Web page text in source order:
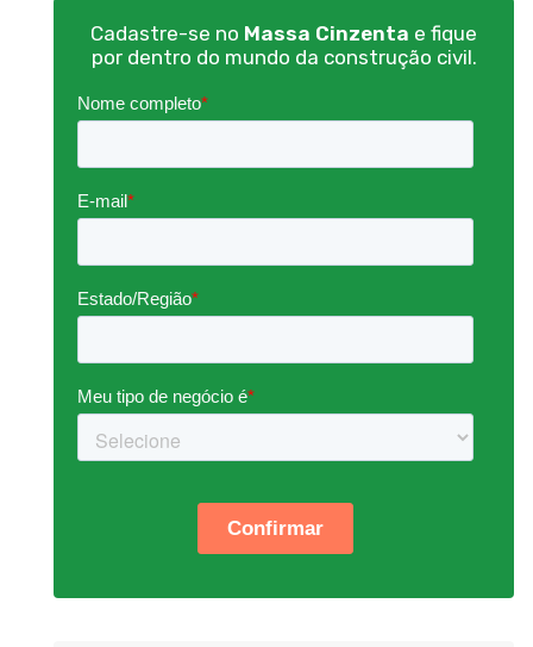
Cadastre-se no Massa Cinzenta e fique
por dentro do mundo da construção civil.